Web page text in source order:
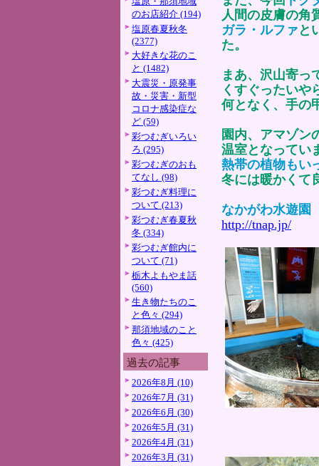
のお店紹介 (194)
塩原春夏秋冬
(2377)
大好きな花のこ
と (1482)
大震災・原発事
故・災害・新型
コロナ感染症な
ど (59)
彩つむぎいろい
ろ (295)
彩つむぎのおも
てなし (98)
彩つむぎ料理に
ついて (213)
彩つむぎ春夏秋
冬 (334)
彩つむぎ館内に
ついて (71)
栃木よもやま話
(560)
生き物たちのこ
と色々 (294)
那須地域のこと
色々 (425)
過去の記事
2026年8月 (10)
2026年7月 (31)
2026年6月 (30)
2026年5月 (31)
2026年4月 (31)
2026年3月 (31)
人間の皮膚の角
ガラ・ルファ と
た。
まあ、沢山寄っ
くすぐったいや
何となく、手の
園内、アマゾン
温室となってい
熱帯の植物もい
冬には暖かくて
なかがわ水遊園
http://tnap.jp/